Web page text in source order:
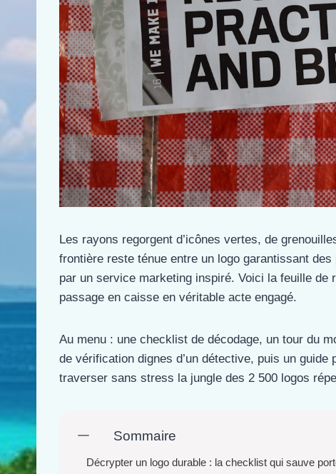
Les rayons regorgent d’icônes vertes, de
frontière reste ténue entre un logo garantissant
par un service marketing inspiré. Voici la feuille de
passage en caisse en véritable acte engagé.
Au menu : une checklist de décodage, un tour du
de vérification dignes d’un détective, puis un
traverser sans stress la jungle des 2 500 logos
Sommaire
Décrypter un logo durable : la checklist qui sauve